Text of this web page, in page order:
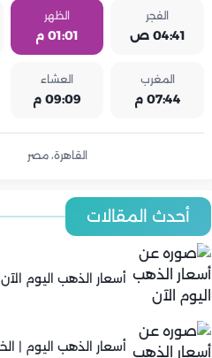
الفجر
04:41 ص
الظهر
01:01 م
المغرب
07:44 م
العشاء
09:09 م
القاهرة، مصر
أحدث المقالات
أسعار الذهب اليوم الآن